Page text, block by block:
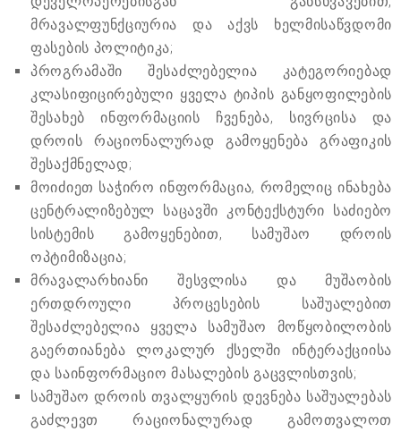
მრავალფუნქციურია და აქვს ხელმისაწვდომი
ფასების პოლიტიკა;
პროგრამაში შესაძლებელია კატეგორიებად
კლასიფიცირებული ყველა ტიპის განყოფილების
შესახებ ინფორმაციის ჩვენება, სივრცისა და
დროის რაციონალურად გამოყენება გრაფიკის
შესაქმნელად;
მოიძიეთ საჭირო ინფორმაცია, რომელიც ინახება
ცენტრალიზებულ საცავში კონტექსტური საძიებო
სისტემის გამოყენებით, სამუშაო დროის
ოპტიმიზაცია;
მრავალარხიანი შესვლისა და მუშაობის
ერთდროული პროცესების საშუალებით
შესაძლებელია ყველა სამუშაო მოწყობილობის
გაერთიანება ლოკალურ ქსელში ინტერაქციისა
და საინფორმაციო მასალების გაცვლისთვის;
სამუშაო დროის თვალყურის დევნება საშუალებას
გაძლევთ რაციონალურად გამოთვალოთ